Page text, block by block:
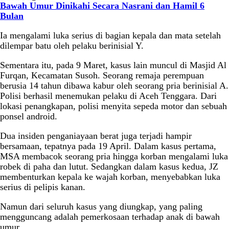
Bawah Umur Dinikahi Secara Nasrani dan Hamil 6
Bulan
Ia mengalami luka serius di bagian kepala dan mata setelah
dilempar batu oleh pelaku berinisial Y.
Sementara itu, pada 9 Maret, kasus lain muncul di Masjid Al
Furqan, Kecamatan Susoh. Seorang remaja perempuan
berusia 14 tahun dibawa kabur oleh seorang pria berinisial A.
Polisi berhasil menemukan pelaku di Aceh Tenggara. Dari
lokasi penangkapan, polisi menyita sepeda motor dan sebuah
ponsel android.
Dua insiden penganiayaan berat juga terjadi hampir
bersamaan, tepatnya pada 19 April. Dalam kasus pertama,
MSA membacok seorang pria hingga korban mengalami luka
robek di paha dan lutut. Sedangkan dalam kasus kedua, JZ
membenturkan kepala ke wajah korban, menyebabkan luka
serius di pelipis kanan.
Namun dari seluruh kasus yang diungkap, yang paling
mengguncang adalah pemerkosaan terhadap anak di bawah